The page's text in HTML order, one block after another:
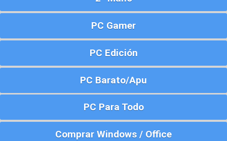
PC Gamer
PC Edición
PC Barato/Apu
PC Para Todo
Comprar Windows / Office